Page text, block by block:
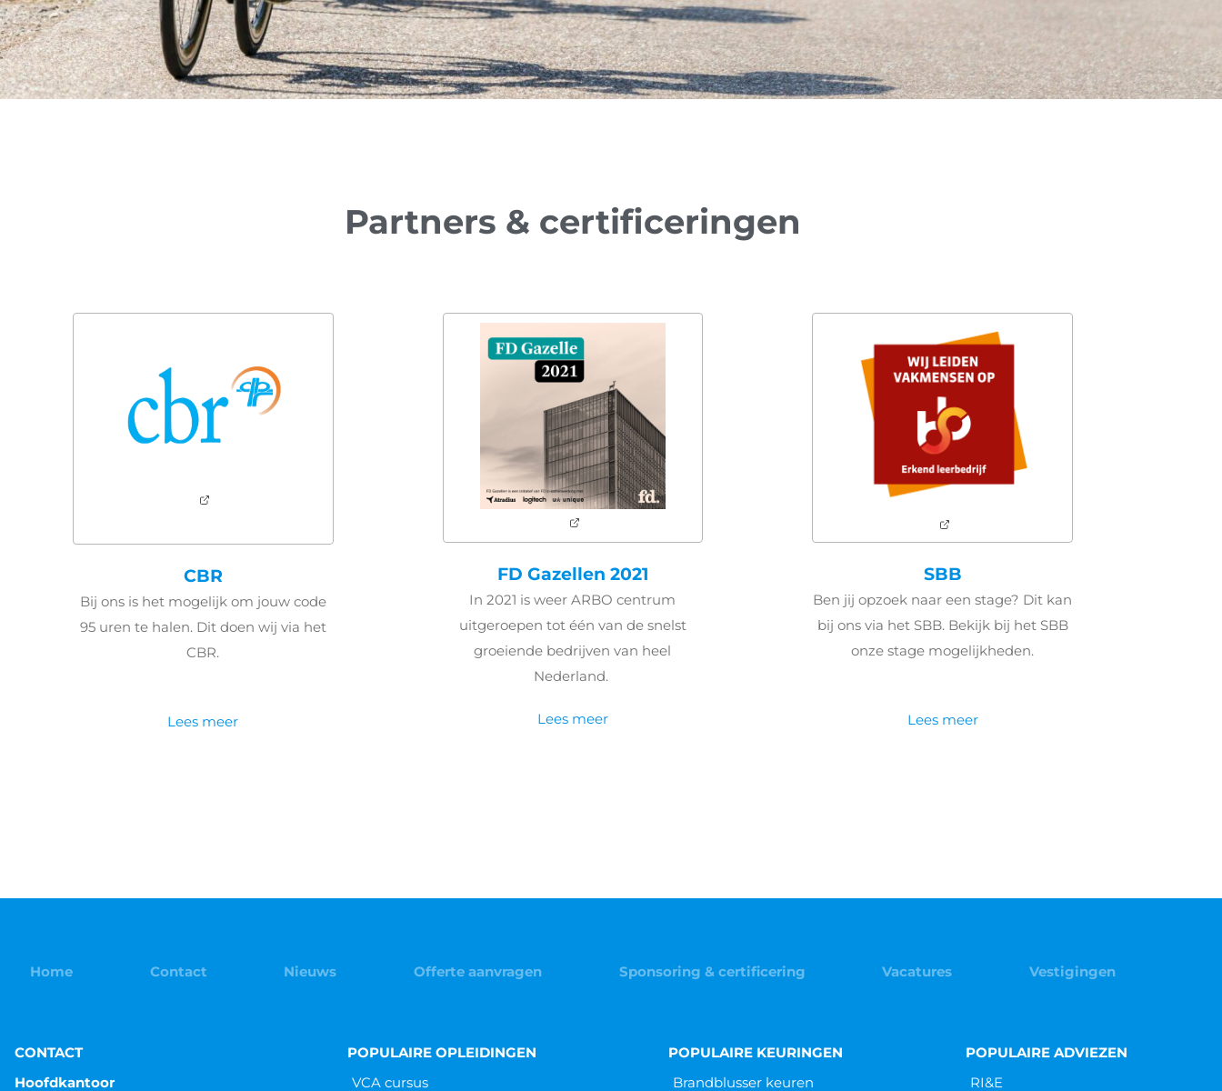
Partners & certificeringen
CBR
Bij ons is het mogelijk om jouw code
95 uren te halen. Dit doen wij via het
CBR.
Lees meer
FD Gazellen 2021
In 2021 is weer ARBO centrum
uitgeroepen tot één van de snelst
groeiende bedrijven van heel
Nederland.
Lees meer
SBB
Ben jij opzoek naar een stage? Dit kan
bij ons via het SBB. Bekijk bij het SBB
onze stage mogelijkheden.
Lees meer
Home Contact Nieuws Offerte aanvragen Sponsoring & certificering Vacatures Vestigingen
CONTACT
Hoofdkantoor
POPULAIRE OPLEIDINGEN
VCA cursus
POPULAIRE KEURINGEN
Brandblusser keuren
POPULAIRE ADVIEZEN
RI&E